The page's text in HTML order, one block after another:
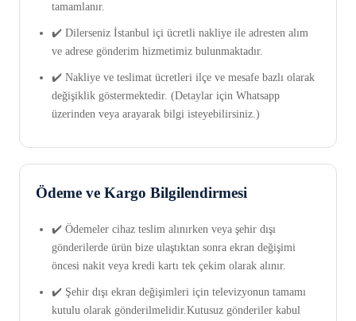
tamamlanır.
✔️ Dilerseniz İstanbul içi ücretli nakliye ile adresten alım
ve adrese gönderim hizmetimiz bulunmaktadır.
✔️ Nakliye ve teslimat ücretleri ilçe ve mesafe bazlı olarak
değişiklik göstermektedir. (Detaylar için Whatsapp
üzerinden veya arayarak bilgi isteyebilirsiniz.)
Ödeme ve Kargo Bilgilendirmesi
✔️ Ödemeler cihaz teslim alınırken veya şehir dışı
gönderilerde ürün bize ulaştıktan sonra ekran değişimi
öncesi nakit veya kredi kartı tek çekim olarak alınır.
✔️ Şehir dışı ekran değişimleri için televizyonun tamamı
kutulu olarak gönderilmelidir.Kutusuz gönderiler kabul